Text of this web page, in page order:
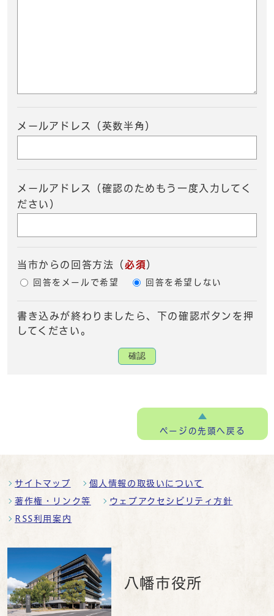
メールアドレス（英数半角）
メールアドレス（確認のためもう一度入力してく
ださい）
当市からの回答方法 （ 必須）
回答をメールで希望 回答を希望しない
書き込みが終わりましたら、下の確認ボタンを押
してください。
確認
ページの先頭へ戻る
サイトマップ 個人情報の取扱いについて
著作権・リンク等 ウェブアクセシビリティ方針
RSS利用案内
八幡市役所